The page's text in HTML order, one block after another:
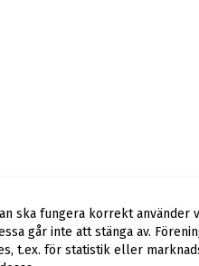
ska fungera korrekt använder
går inte att stänga av.
t.ex. för statistik eller